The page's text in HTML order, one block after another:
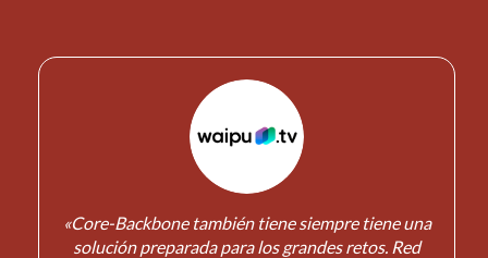
«Core-Backbone también tiene siempre tiene una
solución preparada para los grandes retos. Red